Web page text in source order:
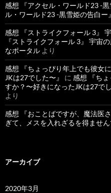
感想 『アクセル・ワールド23 -黒
ル・ワールド23 -黒雪姫の告白
感想 『ストライクフォール 3』
『ストライクフォール 3』 宇宙
なポータル より
感想 『ちょっぴり年上でも彼女
JKは27でした〜』
に 感想 『ち
すか？〜好きになったJKは27で
より
感想 『おことばですが、魔法医
ぎて、メスを入れざるを得ません
アーカイブ
2020年3月